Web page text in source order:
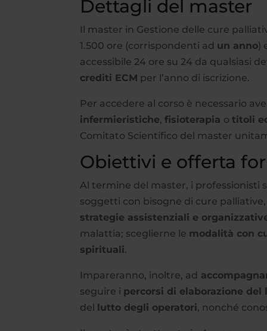
Dettagli del master
Il master in Gestione delle cure
1.500 ore (corrispondenti ad un anno)
accessibile 24 ore su 24 da qualsiasi
crediti ECM per l’anno di iscrizione.
Per accedere al corso è necessario
infermieristiche,fisioterapia otitoli
Comitato Scientifico del master
Obiettivi e offerta
Al termine del master, i professionisti
soggetti con bisogne di cure
strategie assistenziali e
malattia; sceglierne le modalità con
spirituali.
Impareranno, inoltre, ad
seguire i percorsi di elaborazione
del
lutto degli operatori, nonché